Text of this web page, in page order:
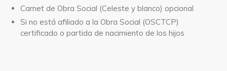
Carnet de Obra Social (Celeste y blanco) opcional
Si no está afiliado a la Obra Social (OSCTCP)
certificado o partida de nacimiento de los hijos